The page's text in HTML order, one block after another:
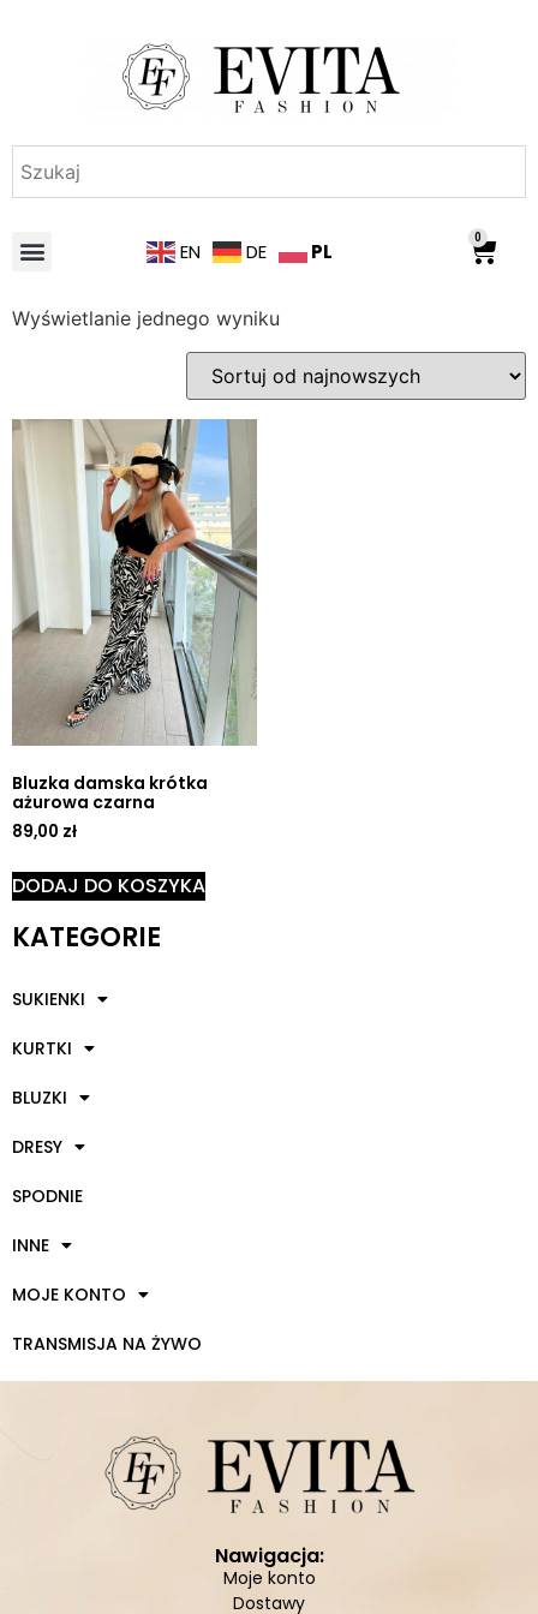
EN DE PL
0
KATEGORIE
SUKIENKI
KURTKI
BLUZKI
DRESY
SPODNIE
INNE
MOJE KONTO
TRANSMISJA NA ŻYWO
Wyświetlanie jednego wyniku
Bluzka damska krótka
ażurowa czarna
89,00 zł
DODAJ DO KOSZYKA
Nawigacja:
Moje konto
Dostawy